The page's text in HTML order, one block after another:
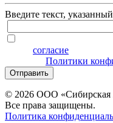
Введите текcт,
согласие
Политики
Отправить
© 2026 ООО «Сибирская
Все права защищены.
Политика